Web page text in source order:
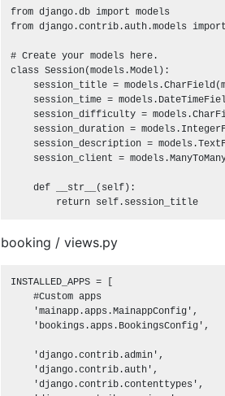
from django.db import models
from django.contrib.auth.models
# Create your models here.
class Session(models.Model):
session_title =
session_time =
session_difficulty =
session_duration =
session_description =
session_client =
    def __str__(self):
booking / views.py
INSTALLED_APPS = [
    #Custom apps
    'mainapp.apps.MainappConfig',
    'bookings.apps.BookingsConfig',
    'django.contrib.admin',
    'django.contrib.auth',
    'django.contrib.contenttypes',